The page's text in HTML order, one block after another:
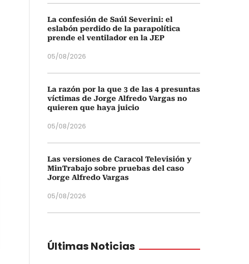
La confesión de Saúl Severini: el
eslabón perdido de la parapolítica
prende el ventilador en la JEP
05/08/2026
La razón por la que 3 de las 4 presuntas
víctimas de Jorge Alfredo Vargas no
quieren que haya juicio
05/08/2026
Las versiones de Caracol Televisión y
MinTrabajo sobre pruebas del caso
Jorge Alfredo Vargas
05/08/2026
Últimas Noticias